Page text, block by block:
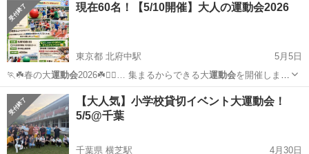
現在60名！【5/10開催】大人の運動会2026
東京都 北府中駅
5月5日
🏃☘️春の大運動会2026☘️🏃‍♀… 集まるからできる大運動会を開催しま
す！！ … あの頃盛り上がった運動会の種目を大人になっ…
東京 府中市 北府中駅 スポーツ
【大人気】小学校貸切イベント大運動会！
5/5@千葉
千葉県 横芝駅
4月30日